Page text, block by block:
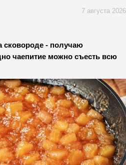
7 августа 2026
сковороде - получаю
чаепитие можно съесть всю